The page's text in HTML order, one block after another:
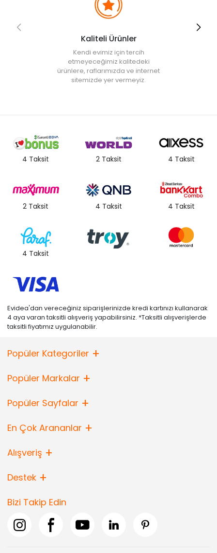
• " Ürün görsellerinde ışık, ortam ve dijital düzenlemelere bağlı
olarak renk ve doku farklılıkları oluşabilir. "
Kaliteli Ürünler
Kendi evimiz için tercih
etmeyeceğimiz kalitedeki
ürünlere, raflarımızda ve internet
sitemizde yer vermeyiz.
4 Taksit 2 Taksit 4 Taksit
2 Taksit 4 Taksit 4 Taksit
4 Taksit
Evidea'dan vereceğiniz siparişlerinizde kredi kartınızı kullanarak
4 aya varan taksitli alışveriş yapabilirsiniz. *Taksitli alışverişlerde
taksitli fiyatımız uygulanabilir.
Popüler Kategoriler
Popüler Markalar
Popüler Sayfalar
En Çok Arananlar
Alışveriş
Destek
Bizi Takip Edin